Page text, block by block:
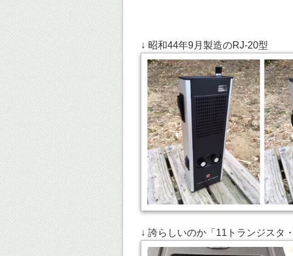
↓ 昭和44年9月製造のRJ-20型
↓ 誇らしいのか「11トランジスタ